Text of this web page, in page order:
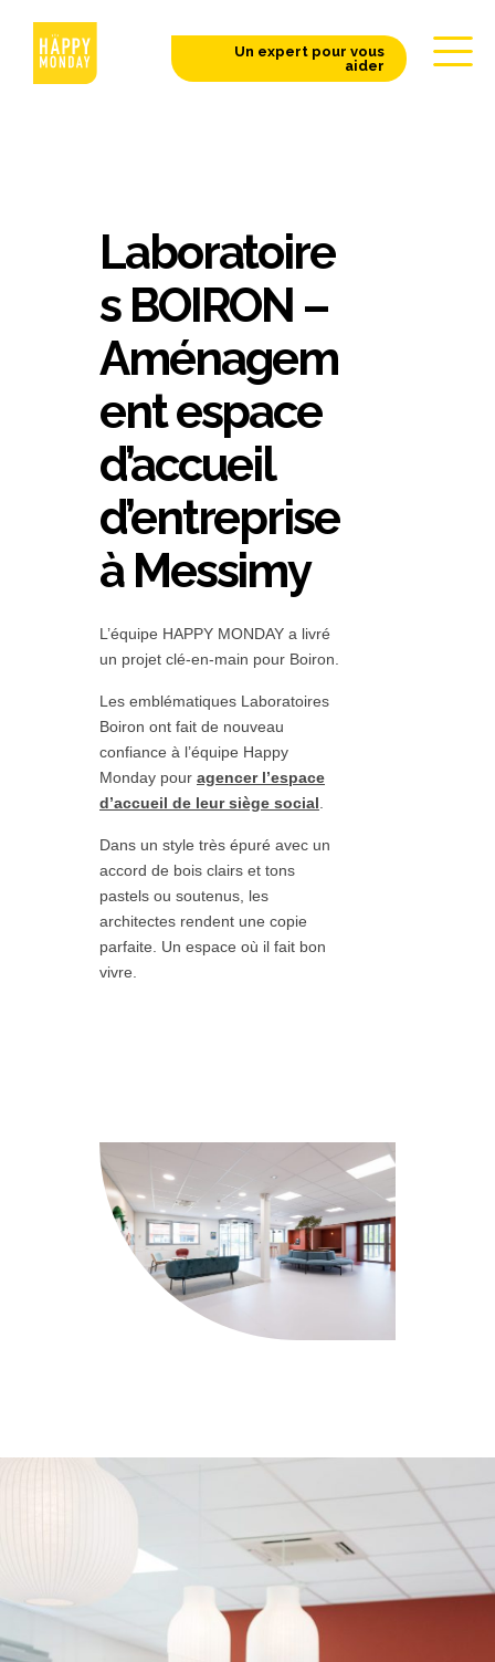
Un expert pour vous
aider
Laboratoire
s BOIRON –
Aménagem
ent espace
d’accueil
d’entreprise
à Messimy
L’équipe HAPPY MONDAY a livré
un projet clé-en-main pour Boiron.
Les emblématiques Laboratoires
Boiron ont fait de nouveau
confiance à l’équipe Happy
Monday pour agencer l’espace
d’accueil de leur siège social
Dans un style très épuré avec un
accord de bois clairs et tons
pastels ou soutenus, les
architectes rendent une copie
parfaite. Un espace où il fait bon
vivre.